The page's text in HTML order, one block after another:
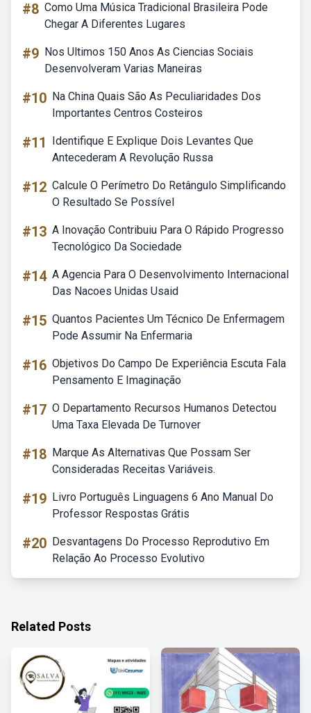
#8 Como Uma Música Tradicional Brasileira Pode
Chegar A Diferentes Lugares
#9 Nos Ultimos 150 Anos As Ciencias Sociais
Desenvolveram Varias Maneiras
#10 Na China Quais São As Peculiaridades Dos
Importantes Centros Costeiros
#11
Identifique E Explique Dois Levantes Que
Antecederam A Revolução Russa
#12 Calcule O Perímetro Do Retângulo Simplificando
O Resultado Se Possível
#13 A Inovação Contribuiu Para O Rápido Progresso
Tecnológico Da Sociedade
#14 A Agencia Para O Desenvolvimento Internacional
Das Nacoes Unidas Usaid
#15 Quantos Pacientes Um Técnico De Enfermagem
Pode Assumir Na Enfermaria
#16 Objetivos Do Campo De Experiência Escuta Fala
Pensamento E Imaginação
#17 O Departamento Recursos Humanos Detectou
Uma Taxa Elevada De Turnover
#18 Marque As Alternativas Que Possam Ser
Consideradas Receitas Variáveis.
#19 Livro Português Linguagens 6 Ano Manual Do
Professor Respostas Grátis
#20 Desvantagens Do Processo Reprodutivo Em
Relação Ao Processo Evolutivo
Related Posts